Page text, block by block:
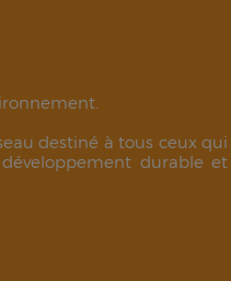
destiné à tous ceux qui
durable et